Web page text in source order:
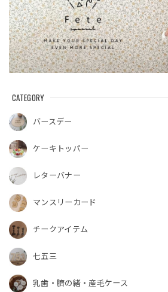
CATEGORY
バースデー
ケーキトッパー
レターバナー
マンスリーカード
チークアイテム
七五三
乳歯・臍の緒・産毛ケース